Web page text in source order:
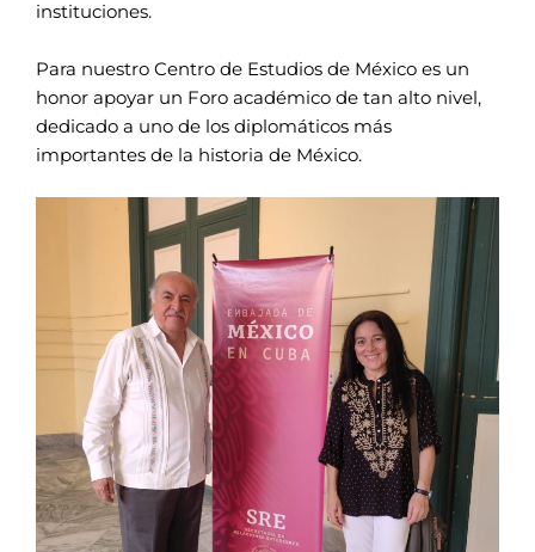
instituciones.
Para nuestro Centro de Estudios de México es un
honor apoyar un Foro académico de tan alto nivel,
dedicado a uno de los diplomáticos más
importantes de la historia de México.